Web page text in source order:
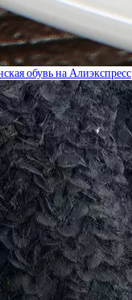
обувь на Алиэкспресс